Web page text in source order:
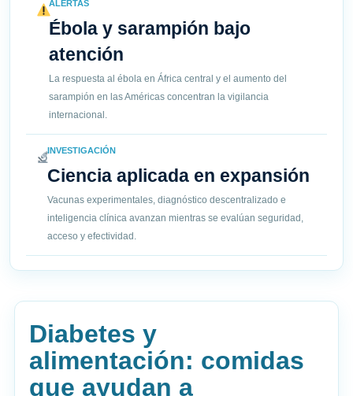
ALERTAS
Ébola y sarampión bajo
atención
La respuesta al ébola en África central y el aumento del
sarampión en las Américas concentran la vigilancia
internacional.
INVESTIGACIÓN
Ciencia aplicada en expansión
Vacunas experimentales, diagnóstico descentralizado e
inteligencia clínica avanzan mientras se evalúan seguridad,
acceso y efectividad.
Diabetes y
alimentación: comidas
que ayudan a